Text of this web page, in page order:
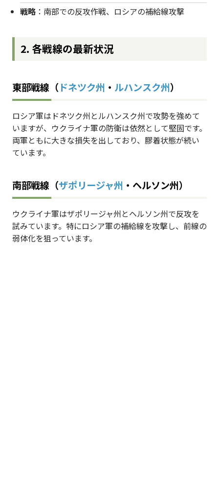
戦略 ：南部での反攻作戦、ロシアの補給線攻撃
2. 各戦線の最新状況
東部戦線（ドネツク州 ・ ルハンスク州）
ロシア軍はドネツク州とルハンスク州で攻勢を強めて
いますが、ウクライナ軍の防衛は依然として堅固です。
両軍ともに大きな損失を出しており、膠着状態が続い
ています。
南部戦線（ザポリージャ州 ・ヘルソン州）
ウクライナ軍はザポリージャ州とヘルソン州で反攻を
試みています。特にロシア軍の補給線を攻撃し、前線の
弱体化を狙っています。